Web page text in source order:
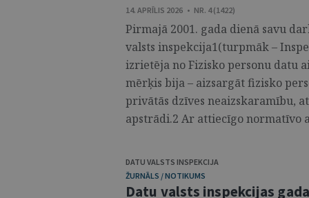
14. APRĪLIS 2026 • NR. 4 (1422)
Pirmajā 2001. gada dienā savu
valsts inspekcija1(turpmāk –
izrietēja no Fizisko personu datu
mērķis bija – aizsargāt fizisko
privātās dzīves neaizskaramību,
apstrādi.2 Ar attiecīgo normatīvo
DATU VALSTS INSPEKCIJA
ŽURNĀLS / NOTIKUMS
Datu valsts inspekcijas